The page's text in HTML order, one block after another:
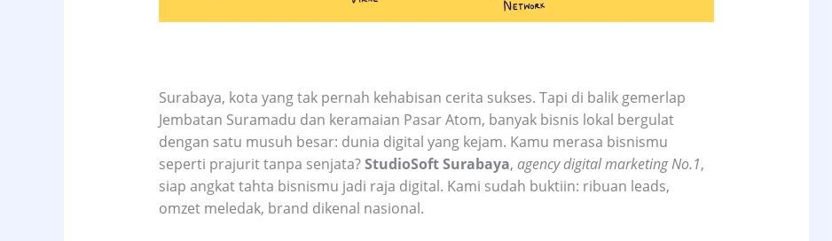
Surabaya, kota yang tak pernah kehabisan cerita sukses. Tapi di balik gemerlap
Jembatan Suramadu dan keramaian Pasar Atom, banyak bisnis lokal bergulat
dengan satu musuh besar: dunia digital yang kejam. Kamu merasa bisnismu
seperti prajurit tanpa senjata?StudioSoft Surabaya, agency digital marketing No.1,
siap angkat tahta bisnismu jadi raja digital. Kami sudah buktiin: ribuan leads,
omzet meledak, brand dikenal nasional.